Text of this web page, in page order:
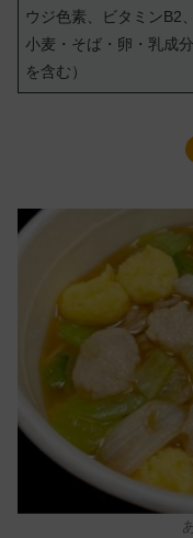
ウジ色素、ビタミンB2
小麦・そば・卵・乳成
を含む）